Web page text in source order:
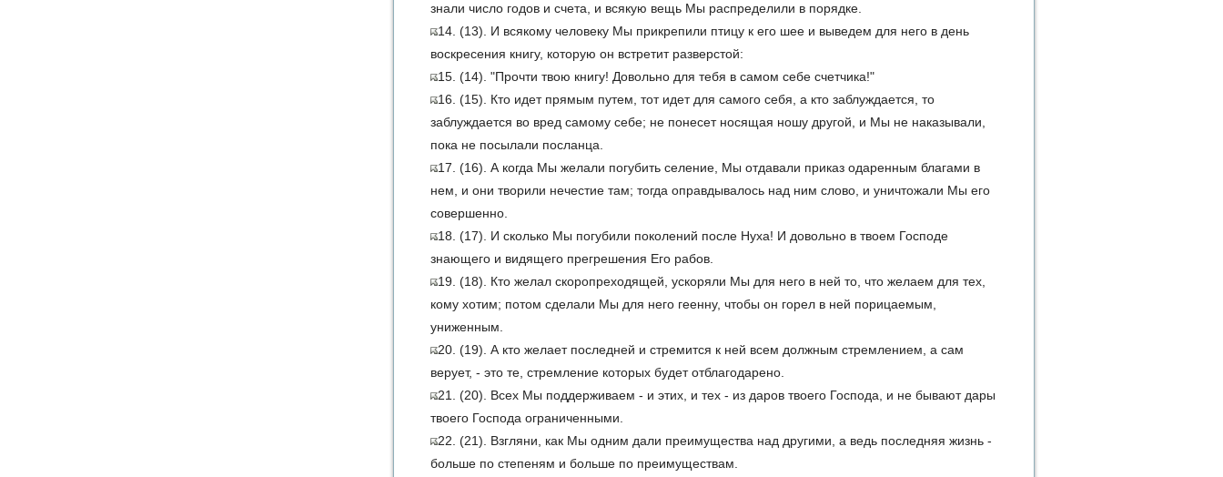
знали число годов и счета, и всякую вещь Мы распределили в порядке.
14. (13). И всякому человеку Мы прикрепили птицу к его шее и выведем для него в день
воскресения книгу, которую он встретит разверстой:
15. (14). "Прочти твою книгу! Довольно для тебя в самом себе счетчика!"
16. (15). Кто идет прямым путем, тот идет для самого себя, а кто заблуждается, то
заблуждается во вред самому себе; не понесет носящая ношу другой, и Мы не наказывали,
пока не посылали посланца.
17. (16). А когда Мы желали погубить селение, Мы отдавали приказ одаренным благами в
нем, и они творили нечестие там; тогда оправдывалось над ним слово, и уничтожали Мы его
совершенно.
18. (17). И сколько Мы погубили поколений после Нуха! И довольно в твоем Господе
знающего и видящего прегрешения Его рабов.
19. (18). Кто желал скоропреходящей, ускоряли Мы для него в ней то, что желаем для тех,
кому хотим; потом сделали Мы для него геенну, чтобы он горел в ней порицаемым,
униженным.
20. (19). А кто желает последней и стремится к ней всем должным стремлением, а сам
верует, - это те, стремление которых будет отблагодарено.
21. (20). Всех Мы поддерживаем - и этих, и тех - из даров твоего Господа, и не бывают дары
твоего Господа ограниченными.
22. (21). Взгляни, как Мы одним дали преимущества над другими, а ведь последняя жизнь -
больше по степеням и больше по преимуществам.